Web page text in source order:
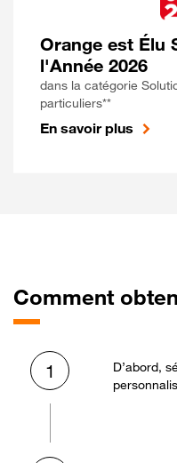
Orange est Élu
l'Année 2026
dans la catégorie
particuliers**
En savoir plus
Comment
1
D’abord,